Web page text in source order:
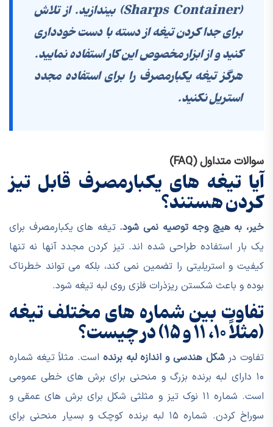
(Sharps Container)
بیندازید. از تلاش
برای جدا کردن تیغه از دسته با دست خودداری
کنید و از ابزار مخصوص این کار استفاده نمایید.
هرگز تیغه یکبارمصرف را برای استفاده مجدد
استریل نکنید.
سوالات متداول (FAQ)
آیا تیغه های یکبارمصرف قابل تیز
کردن هستند؟
خیر، به هیچ وجه توصیه نمی شود. تیغه های یکبارمصرف برای
یک بار استفاده طراحی شده اند. تیز کردن مجدد آنها نه تنها
کیفیت و استریلیتی را تضمین نمی کند، بلکه می تواند خطرناک
بوده و باعث شکستن ریزذرات فلزی روی لبه تیغه شود.
تفاوت بین شماره های مختلف تیغه
(مثلاً ۱۰، ۱۱ و ۱۵) در چیست؟
تفاوت درشکل هندسی و اندازه لبه برنده است. مثلاً تیغه شماره
۱۰ دارای لبه برنده بزرگ و منحنی برای برش های خطی عمومی
است. شماره ۱۱ نوک تیز و مثلثی شکل برای برش های عمقی و
سوراخ کردن. شماره ۱۵ لبه برنده کوچک و بسیار منحنی برای